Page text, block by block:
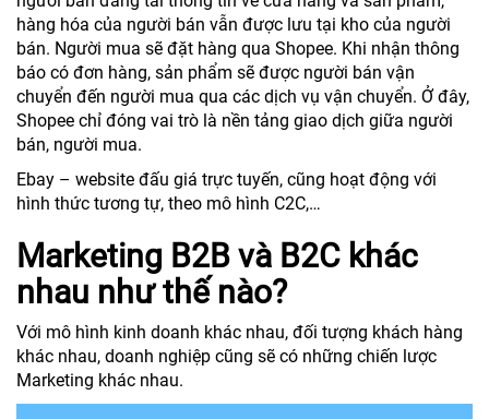
hàng hóa của người bán vẫn được lưu tại kho của người
bán. Người mua sẽ đặt hàng qua Shopee. Khi nhận thông
báo có đơn hàng, sản phẩm sẽ được người bán vận
chuyển đến người mua qua các dịch vụ vận chuyển. Ở đây,
Shopee chỉ đóng vai trò là nền tảng giao dịch giữa người
bán, người mua.
Ebay – website đấu giá trực tuyến, cũng hoạt động với
hình thức tương tự, theo mô hình C2C,…
Marketing B2B và B2C khác
nhau như thế nào?
Với mô hình kinh doanh khác nhau, đối tượng khách hàng
khác nhau, doanh nghiệp cũng sẽ có những chiến lược
Marketing khác nhau.